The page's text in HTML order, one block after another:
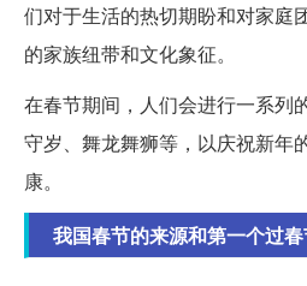
们对于生活的热切期盼和对家庭
的家族纽带和文化象征。
在春节期间，人们会进行一系列
守岁、舞龙舞狮等，以庆祝新年
康。
我国春节的来源和第一个过